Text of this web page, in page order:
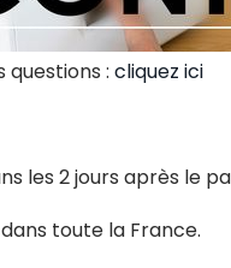
questions : cliquez ici
les 2 jours après le
toute la France.